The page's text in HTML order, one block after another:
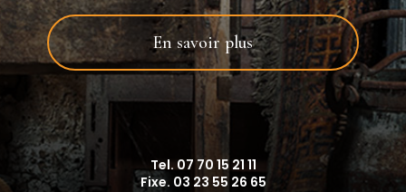
En savoir plus
Tel. 07 70 15 21 11
Fixe. 03 23 55 26 65